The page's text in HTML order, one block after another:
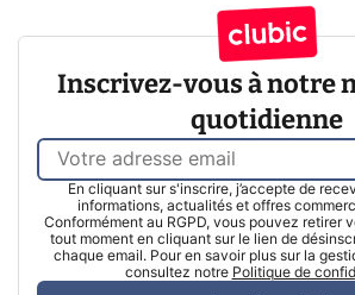
Inscrivez-vous à notre
quotidienne
En cliquant sur s'inscrire, j’accepte de
informations, actualités et offres
Conformément au RGPD, vous pouvez retirer
tout moment en cliquant sur le lien de
chaque email. Pour en savoir plus sur la
consultez notre Politique de